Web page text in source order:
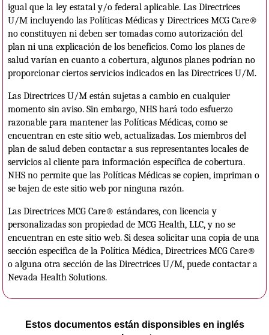
igual que la ley estatal y/o federal aplicable. Las Directrices
U/M incluyendo las Políticas Médicas y Directrices MCG Care®
no constituyen ni deben ser tomadas como autorización del
plan ni una explicación de los beneficios. Como los planes de
salud varían en cuanto a cobertura, algunos planes podrían no
proporcionar ciertos servicios indicados en las Directrices U/M.
Las Directrices U/M están sujetas a cambio en cualquier
momento sin aviso. Sin embargo, NHS hará todo esfuerzo
razonable para mantener las Políticas Médicas, como se
encuentran en este sitio web, actualizadas. Los miembros del
plan de salud deben contactar a sus representantes locales de
servicios al cliente para información específica de cobertura.
NHS no permite que las Políticas Médicas se copien, impriman o
se bajen de este sitio web por ninguna razón.
Las Directrices MCG Care® estándares, con licencia y
personalizadas son propiedad de MCG Health, LLC, y no se
encuentran en este sitio web. Si desea solicitar una copia de una
sección especifica de la Política Médica, Directrices MCG Care®
o alguna otra sección de las Directrices U/M, puede contactar a
Nevada Health Solutions.
Estos documentos están disponsibles en inglés